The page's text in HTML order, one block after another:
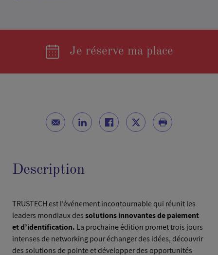
Je réserve ma place
Description
TRUSTECH est l’événement incontournable qui réunit les
leaders mondiaux dessolutions innovantes de paiement
et d’identification. La prochaine édition promet trois jours
intenses de networking pour échanger des idées, découvrir
des solutions de pointe et développer des opportunités